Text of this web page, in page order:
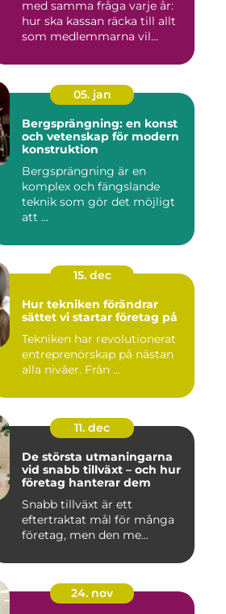
med samma fråga varje år:
hur ska kassan räcka till allt
som medlemmarna vil...
05. jan
Bergsprängning: en konst
och vetenskap för modern
konstruktion
Bergsprängning är en
komplex och fängslande
teknik som gör det möjligt
att ...
15. dec
Hur tekniken förändrar
sättet vi startar företag på
Tekniken har revolutionerat
entreprenörskap på nästan
alla nivåer. Från ...
11. dec
De största utmaningarna
vid snabb tillväxt – och hur
företag hanterar dem
Snabb tillväxt är ett
eftertraktat mål för många
företag, men den me...
24. nov